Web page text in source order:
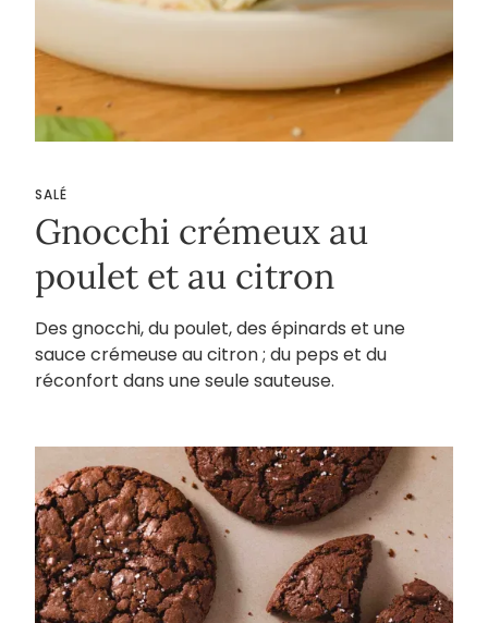
SALÉ
Gnocchi crémeux au
poulet et au citron
Des gnocchi, du poulet, des épinards et une
sauce crémeuse au citron ; du peps et du
réconfort dans une seule sauteuse.